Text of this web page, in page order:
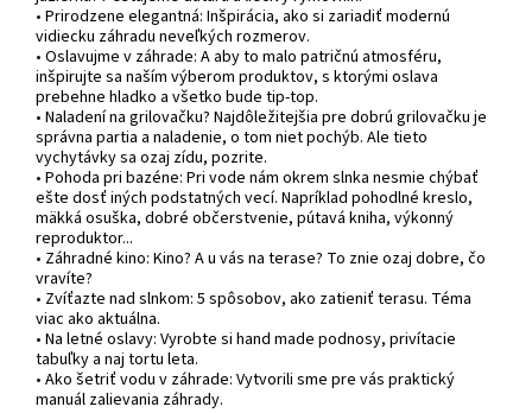
• Prirodzene elegantná: Inšpirácia, ako si zariadiť modernú
vidiecku záhradu neveľkých rozmerov.
• Oslavujme v záhrade: A aby to malo patričnú atmosféru,
inšpirujte sa naším výberom produktov, s ktorými oslava
prebehne hladko a všetko bude tip-top.
• Naladení na grilovačku? Najdôležitejšia pre dobrú grilovačku je
správna partia a naladenie, o tom niet pochýb. Ale tieto
vychytávky sa ozaj zídu, pozrite.
• Pohoda pri bazéne: Pri vode nám okrem slnka nesmie chýbať
ešte dosť iných podstatných vecí. Napríklad pohodlné kreslo,
mäkká osuška, dobré občerstvenie, pútavá kniha, výkonný
reproduktor...
• Záhradné kino: Kino? A u vás na terase? To znie ozaj dobre, čo
vravíte?
• Zvíťazte nad slnkom: 5 spôsobov, ako zatieniť terasu. Téma
viac ako aktuálna.
• Na letné oslavy: Vyrobte si hand made podnosy, privítacie
tabuľky a naj tortu leta.
• Ako šetriť vodu v záhrade: Vytvorili sme pre vás praktický
manuál zalievania záhrady.